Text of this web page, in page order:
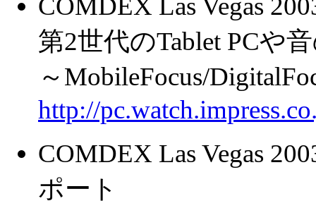
COMDEX Las Vegas
第2世代のTablet PCや
～MobileFocus/
http://
COMDEX Las Vegas
ポート